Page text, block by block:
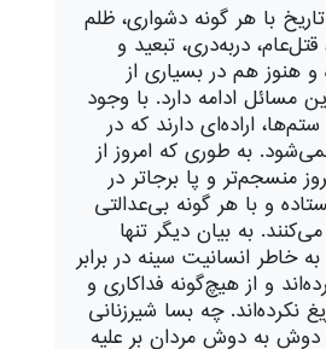
با هر گونه دشواری، ظلم
دربه‌دری، تبعید و
هنوز هم در بسیاری از
مسائل ادامه دارد. با وجود
اراده‌ای دارند که در
به طوری که امروز از
منسجم‌تر و پا برجاتر در
و با هر گونه بی‌عدالتی
به بیان دیگر تنها
خاطر انسانیت سینه در برابر
و از هیچ‌گونه فداکاری و
نکرده‌اند. چه بسا شیرزنانی
دوش به دوش مردان بر علیه